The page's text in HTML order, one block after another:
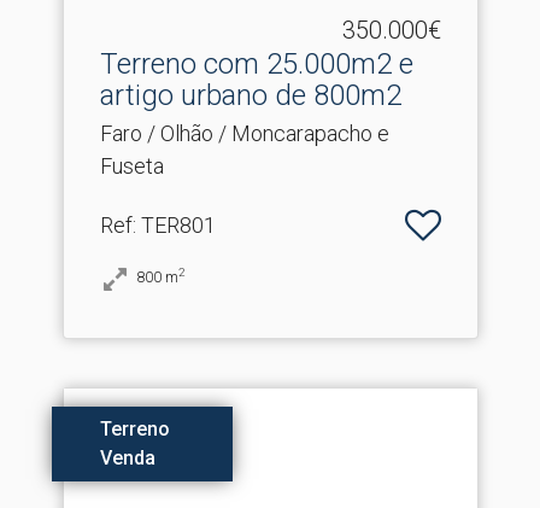
350.000€
Terreno com 25.​000m2 e
artigo urbano de 800m2
Faro / Olhão / Moncarapacho e
Fuseta
Ref: TER801
800 m2
Terreno
Venda